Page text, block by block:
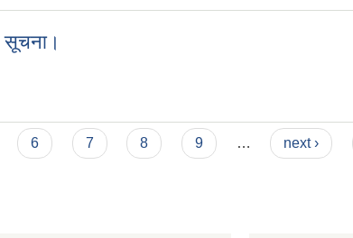
सूचना।
6 7 8 9 … next ›